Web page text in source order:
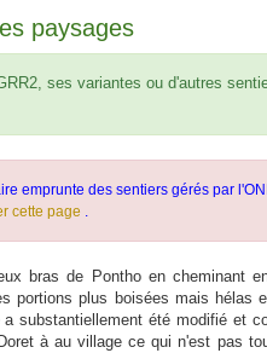
paysages
ses variantes ou d'autres
emprunte des sentiers gérés par
cette page .
bras de Pontho en cheminant
portions plus boisées mais hélas
substantiellement été modifié et
à au village ce qui n'est pas